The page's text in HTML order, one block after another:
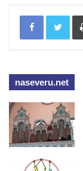
naseveru.net